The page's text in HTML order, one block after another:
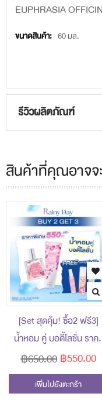
EUPHRASIA
60 มล.
รีวิวผลิตภัณฑ์
สินค้าที่คุณอาจจ
[Set สุดคุ้ม! ซื้อ2 ฟรี3]
น้ำหอม คู่ บอดี้โลชั่น ราคา
พิเศษ 550 บาท (สุทธิ) ปกติ
650 บาท (รับฟรี! ของแถ
ชิ้น มูลค่า 489 บาท)
฿550.00
฿650.00
เพิ่มไปยังตะกร้า